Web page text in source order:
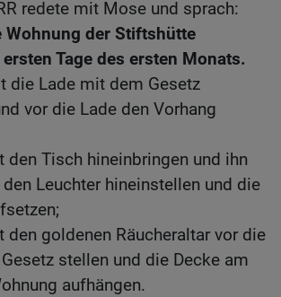
redete mit Mose und sprach:
Wohnung der Stiftshütte
Tage des ersten Monats.
die Lade mit dem Gesetz
vor die Lade den Vorhang
den Tisch hineinbringen und ihn
Leuchter hineinstellen und die
den goldenen Räucheraltar vor die
stellen und die Decke am
aufhängen.